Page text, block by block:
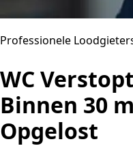
Professionele
WC
Binnen 30
Opgelost